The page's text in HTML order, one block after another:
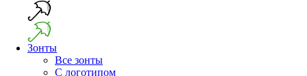
Зонты
Все зонты
С логотипом